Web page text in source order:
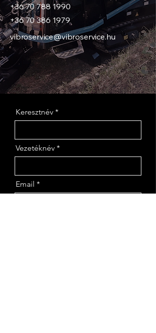
+36 70 788 1990
+36 70 386 1979
vibroservice@vibroservice.hu
Keresztnév
Vezetéknév
Email